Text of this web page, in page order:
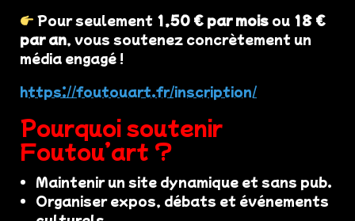
Pour seulement 1,50 € par mois ou 18 €
par an, vous soutenez concrètement un
média engagé !
https://foutouart.fr/inscription/
Pourquoi soutenir
Foutou’art ?
Maintenir un site dynamique et sans pub.
Organiser expos, débats et événements